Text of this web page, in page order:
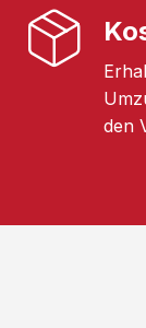
den